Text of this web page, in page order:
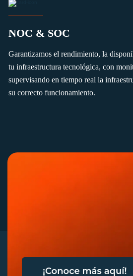
NOC & SOC
Garantizamos el rendimiento, la
tu infraestructura tecnológica, con
supervisando en tiempo real la
su correcto funcionamiento.